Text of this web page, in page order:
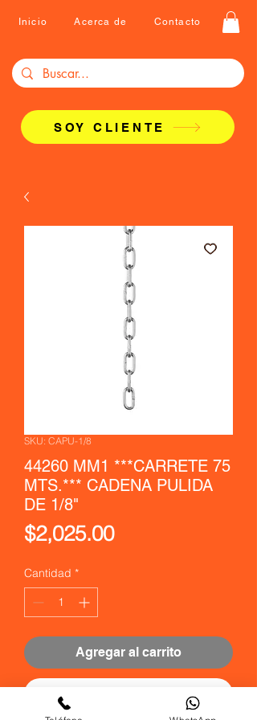
Inicio Acerca de Contacto
SOY CLIENTE
SKU: CAPU-1/8
44260 MM1 ***CARRETE 75
MTS.*** CADENA PULIDA
DE 1/8"
$2,025.00Precio
Cantidad *
Agregar al carrito